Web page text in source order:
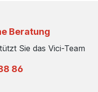
Beratung
Sie das Vici-Team
86